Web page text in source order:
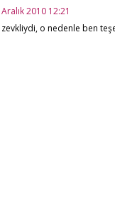
2010 12:21
o nedenle ben